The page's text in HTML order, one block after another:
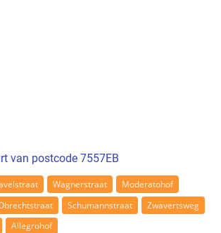
van postcode 7557EB
Wagnerstraat
Moderatohof
Schumannstraat
Zwavertsweg
Allegrohof